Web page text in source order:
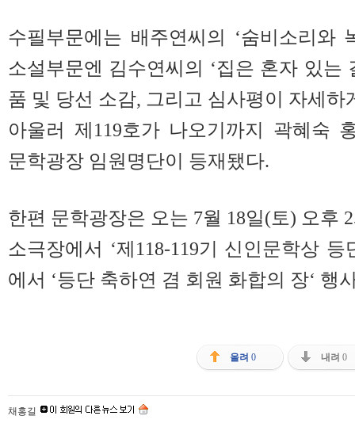
수필부문에는 배주연씨의 ‘숨비소리와
소설부문엔 김수연씨의 ‘집은 혼자 있는
품 및 당선 소감, 그리고 심사평이 자세하
아울러 제119호가 나오기까지 곽혜숙
문학광장 임원명단이 등재됐다.
한편 문학광장은 오는 7월 18일(토) 오후
소극장에서 ‘제118-119기 신인문학상
에서 ‘등단 축하연 겸 회원 화합의 장‘ 행
올려 0 내려 0
채홍길